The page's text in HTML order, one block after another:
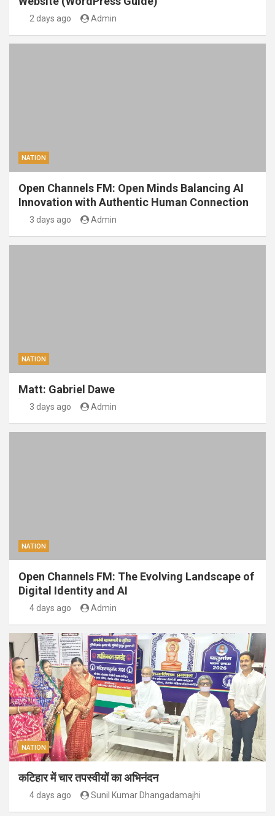
2 days ago Admin
NATION
Open Channels FM: Open Minds Balancing AI
Innovation with Authentic Human Connection
3 days ago Admin
NATION
Matt: Gabriel Dawe
3 days ago Admin
NATION
Open Channels FM: The Evolving Landscape of
Digital Identity and AI
4 days ago Admin
NATION
कटिहार में चार तपस्वीयों का अभिनंदन
4 days ago Sunil Kumar Dhangadamajhi